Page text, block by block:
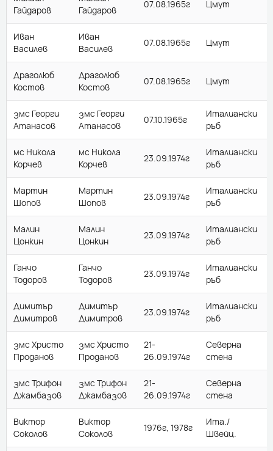
Гайдаров
Гайдаров
07.08.1965г Цмут
Иван
Василев
Иван
Василев
07.08.1965г Цмут
Драголюб
Костов
Драголюб
Костов
07.08.1965г Цмут
змс Георги
Атанасов
змс Георги
Атанасов
07.10.1965г
Италиански
ръб
мс Никола
Корчев
мс Никола
Корчев
23.09.1974г
Италиански
ръб
Мартин
Шопов
Мартин
Шопов
23.09.1974г
Италиански
ръб
Малин
Цонкин
Малин
Цонкин
23.09.1974г
Италиански
ръб
Ганчо
Тодоров
Ганчо
Тодоров
23.09.1974г
Италиански
ръб
Димитър
Димитров
Димитър
Димитров
23.09.1974г
Италиански
ръб
змс Христо
Проданов
змс Христо
Проданов
21-
26.09.1974г
Северна
стена
змс Трифон
Джамбазов
змс Трифон
Джамбазов
21-
26.09.1974г
Северна
стена
Виктор
Соколов
Виктор
Соколов
1976г, 1978г
Ита./
Швейц.